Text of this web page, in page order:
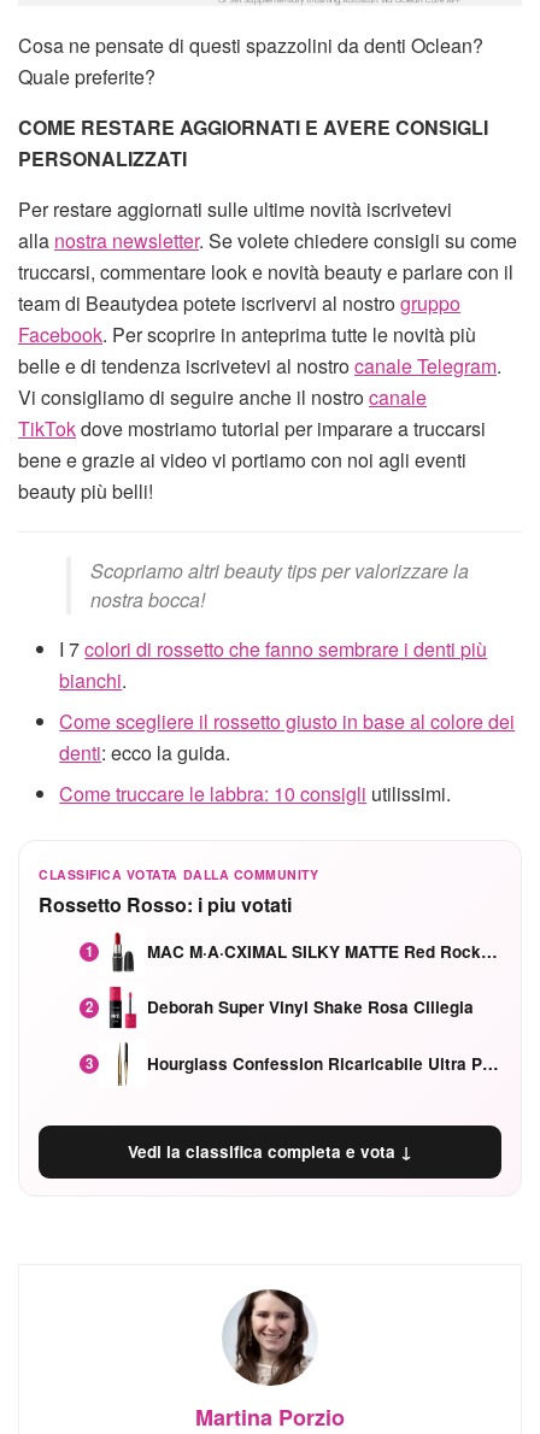
Cosa ne pensate di questi spazzolini da denti Oclean?
Quale preferite?
COME RESTARE AGGIORNATI E AVERE CONSIGLI
PERSONALIZZATI
Per restare aggiornati sulle ultime novità iscrivetevi
alla nostra newsletter. Se volete chiedere consigli su come
truccarsi, commentare look e novità beauty e parlare con il
team di Beautydea potete iscrivervi al nostrogruppo
Facebook. Per scoprire in anteprima tutte le novità più
belle e di tendenza iscrivetevi al nostrocanale Telegram.
Vi consigliamo di seguire anche il nostrocanale
TikTokdove mostriamo tutorial per imparare a truccarsi
bene e grazie ai video vi portiamo con noi agli eventi
beauty più belli!
Scopriamo altri beauty tips per valorizzare la
nostra bocca!
I 7colori di rossetto che fanno sembrare i denti più
bianchi.
Come scegliere il rossetto giusto in base al colore dei
denti: ecco la guida.
Come truccare le labbra: 10 consigli utilissimi.
CLASSIFICA VOTATA DALLA COMMUNITY
Rossetto Rosso: i piu votati
1 MAC M·A·CXIMAL SILKY MATTE Red Rock mat
2 Deborah Super Vinyl Shake Rosa Ciliegia
3 Hourglass Confession Ricaricabile Ultra Preciso Ad Alta Intensità Secretly Classic Red
Vedi la classifica completa e vota ↓
Martina Porzio